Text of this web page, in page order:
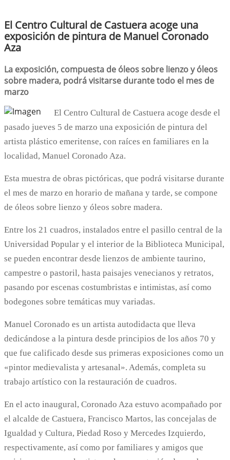
El Centro Cultural de Castuera acoge una
exposición de pintura de Manuel Coronado
Aza
La exposición, compuesta de óleos sobre lienzo y óleos
sobre madera, podrá visitarse durante todo el mes de
marzo
El Centro Cultural de Castuera acoge desde el
pasado jueves 5 de marzo una exposición de pintura del
artista plástico emeritense, con raíces en familiares en la
localidad, Manuel Coronado Aza.
Esta muestra de obras pictóricas, que podrá visitarse durante
el mes de marzo en horario de mañana y tarde, se compone
de óleos sobre lienzo y óleos sobre madera.
Entre los 21 cuadros, instalados entre el pasillo central de la
Universidad Popular y el interior de la Biblioteca Municipal,
se pueden encontrar desde lienzos de ambiente taurino,
campestre o pastoril, hasta paisajes venecianos y retratos,
pasando por escenas costumbristas e intimistas, así como
bodegones sobre temáticas muy variadas.
Manuel Coronado es un artista autodidacta que lleva
dedicándose a la pintura desde principios de los años 70 y
que fue calificado desde sus primeras exposiciones como un
«pintor medievalista y artesanal». Además, completa su
trabajo artístico con la restauración de cuadros.
En el acto inaugural, Coronado Aza estuvo acompañado por
el alcalde de Castuera, Francisco Martos, las concejalas de
Igualdad y Cultura, Piedad Roso y Mercedes Izquierdo,
respectivamente, así como por familiares y amigos que